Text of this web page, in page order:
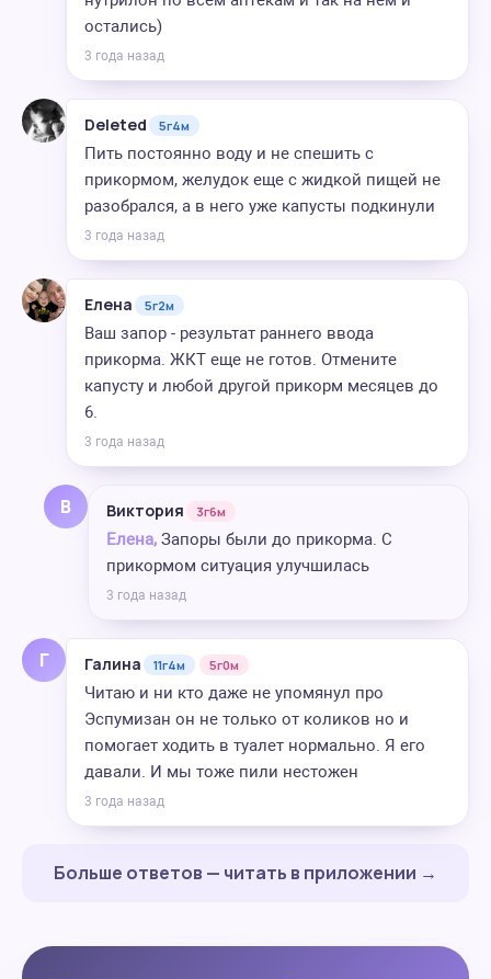
остались)
3 года назад
Deleted 5г4м
Пить постоянно воду и не спешить с
прикормом, желудок еще с жидкой пищей не
разобрался, а в него уже капусты подкинули
3 года назад
Елена 5г2м
Ваш запор - результат раннего ввода
прикорма. ЖКТ еще не готов. Отмените
капусту и любой другой прикорм месяцев до
6.
3 года назад
В Виктория 3г6м
Елена, Запоры были до прикорма. С
прикормом ситуация улучшилась
3 года назад
Г Галина 11г4м 5г0м
Читаю и ни кто даже не упомянул про
Эспумизан он не только от коликов но и
помогает ходить в туалет нормально. Я его
давали. И мы тоже пили нестожен
3 года назад
Больше ответов — читать в приложении →